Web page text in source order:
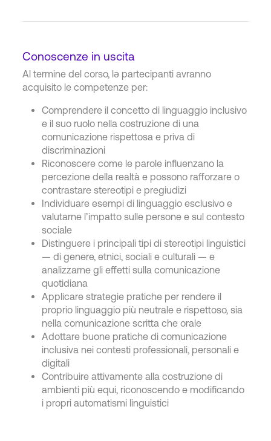
Conoscenze in uscita
Al termine del corso, lə partecipanti avranno
acquisito le competenze per:
Comprendere il concetto di linguaggio inclusivo
e il suo ruolo nella costruzione di una
comunicazione rispettosa e priva di
discriminazioni
Riconoscere come le parole influenzano la
percezione della realtà e possono rafforzare o
contrastare stereotipi e pregiudizi
Individuare esempi di linguaggio esclusivo e
valutarne l’impatto sulle persone e sul contesto
sociale
Distinguere i principali tipi di stereotipi linguistici
— di genere, etnici, sociali e culturali — e
analizzarne gli effetti sulla comunicazione
quotidiana
Applicare strategie pratiche per rendere il
proprio linguaggio più neutrale e rispettoso, sia
nella comunicazione scritta che orale
Adottare buone pratiche di comunicazione
inclusiva nei contesti professionali, personali e
digitali
Contribuire attivamente alla costruzione di
ambienti più equi, riconoscendo e modificando
i propri automatismi linguistici